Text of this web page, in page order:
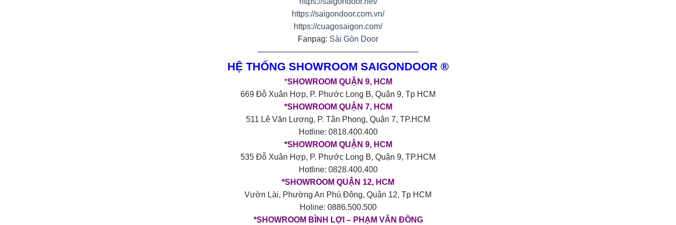
https://saigondoor.com.vn/
https://cuagosaigon.com/
Fanpag: Sài Gòn Door
————————————————————
HỆ THỐNG SHOWROOM SAIGONDOOR ®
*SHOWROOM QUẬN 9, HCM
669 Đỗ Xuân Hợp, P. Phước Long B, Quận 9, Tp HCM
*SHOWROOM QUẬN 7, HCM
511 Lê Văn Lương, P. Tân Phong, Quận 7, TP.HCM
Hotline: 0818.400.400
*SHOWROOM QUẬN 9, HCM
535 Đỗ Xuân Hợp, P. Phước Long B, Quận 9, TP.HCM
Hotline: 0828.400.400
*SHOWROOM QUẬN 12, HCM
Vườn Lài, Phường An Phú Đông, Quận 12, Tp HCM
Holine: 0886.500.500
*SHOWROOM BÌNH LỢI – PHẠM VĂN ĐỒNG